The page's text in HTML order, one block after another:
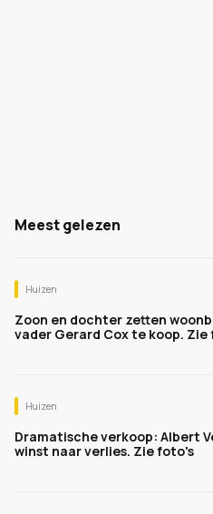
Meest gelezen
Huizen
Zoon en dochter zetten
vader Gerard Cox te koop. Zie
Huizen
Dramatische verkoop: Albert
winst naar verlies. Zie foto's